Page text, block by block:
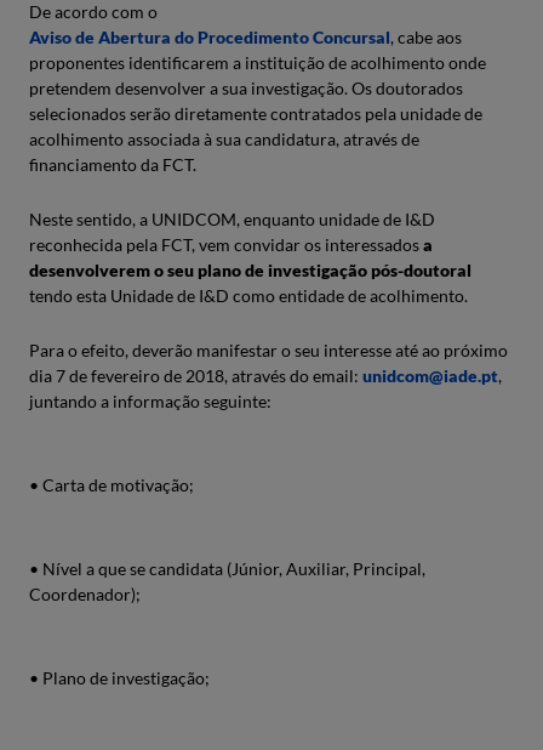
De acordo com o
Aviso de Abertura do Procedimento Concursal, cabe aos
proponentes identificarem a instituição de acolhimento onde
pretendem desenvolver a sua investigação. Os doutorados
selecionados serão diretamente contratados pela unidade de
acolhimento associada à sua candidatura, através de
financiamento da FCT.
Neste sentido, a UNIDCOM, enquanto unidade de I&D
reconhecida pela FCT, vem convidar os interessadosa
desenvolverem o seu plano de investigação pós-doutoral
tendo esta Unidade de I&D como entidade de acolhimento.
Para o efeito, deverão manifestar o seu interesse até ao próximo
dia 7 de fevereiro de 2018, através do email: unidcom@iade.pt,
juntando a informação seguinte:
• Carta de motivação;
• Nível a que se candidata (Júnior, Auxiliar, Principal,
Coordenador);
• Plano de investigação;